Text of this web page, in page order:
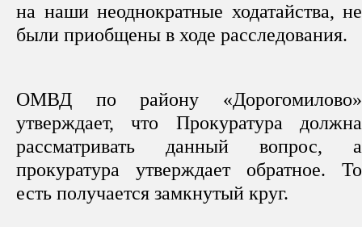
на наши неоднократные ходатайства, не
были приобщены в ходе расследования.
ОМВД по району «Дорогомилово»
утверждает, что Прокуратура должна
рассматривать данный вопрос, а
прокуратура утверждает обратное. То
есть получается замкнутый круг.